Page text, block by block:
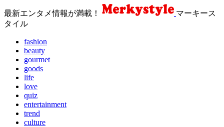
最新エンタメ情報が満載！
マーキース
タイル
fashion
beauty
gourmet
goods
life
love
quiz
entertainment
trend
culture